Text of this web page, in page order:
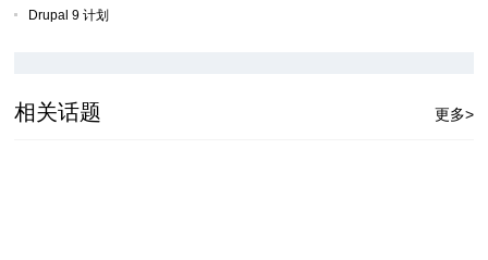
Drupal 9 计划
更多>
相关话题